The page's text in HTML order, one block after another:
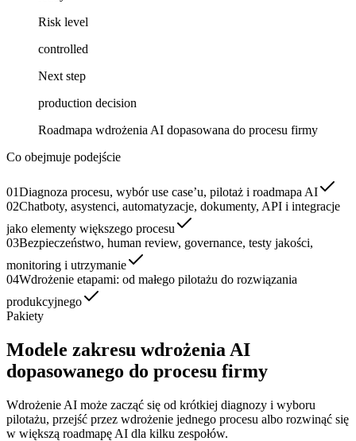
Risk level
controlled
Next step
production decision
Roadmapa wdrożenia AI dopasowana do procesu firmy
Co obejmuje podejście
01Diagnoza procesu, wybór use case’u, pilotaż i roadmapa AI
02Chatboty, asystenci, automatyzacje, dokumenty, API i integracje
jako elementy większego procesu
03Bezpieczeństwo, human review, governance, testy jakości,
monitoring i utrzymanie
04Wdrożenie etapami: od małego pilotażu do rozwiązania
produkcyjnego
Pakiety
Modele zakresu wdrożenia AI
dopasowanego do procesu firmy
Wdrożenie AI może zacząć się od krótkiej diagnozy i wyboru
pilotażu, przejść przez wdrożenie jednego procesu albo rozwinąć się
w większą roadmapę AI dla kilku zespołów.